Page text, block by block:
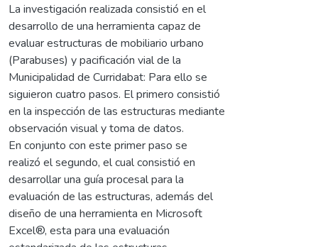
La investigación realizada consistió en el
desarrollo de una herramienta capaz de
evaluar estructuras de mobiliario urbano
(Parabuses) y pacificación vial de la
Municipalidad de Curridabat: Para ello se
siguieron cuatro pasos. El primero consistió
en la inspección de las estructuras mediante
observación visual y toma de datos.
En conjunto con este primer paso se
realizó el segundo, el cual consistió en
desarrollar una guía procesal para la
evaluación de las estructuras, además del
diseño de una herramienta en Microsoft
Excel®, esta para una evaluación